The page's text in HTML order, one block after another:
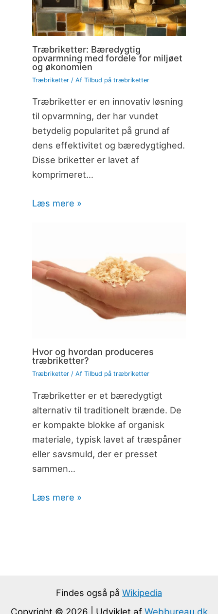
Træbriketter: Bæredygtig
opvarmning med fordele for miljøet
og økonomien
Træbriketter/ Af Tilbud på træbriketter
Træbriketter er en innovativ løsning
til opvarmning, der har vundet
betydelig popularitet på grund af
dens effektivitet og bæredygtighed.
Disse briketter er lavet af
komprimeret…
Læs mere »
Hvor og hvordan produceres
træbriketter?
Træbriketter/ Af Tilbud på træbriketter
Træbriketter er et bæredygtigt
alternativ til traditionelt brænde. De
er kompakte blokke af organisk
materiale, typisk lavet af træspåner
eller savsmuld, der er presset
sammen…
Læs mere »
Findes også på Wikipedia